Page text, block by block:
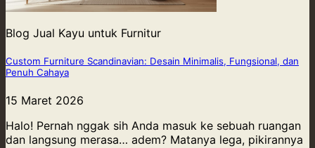
Blog Jual Kayu untuk Furnitur
Custom Furniture Scandinavian: Desain Minimalis, Fungsional, dan
Penuh Cahaya
15 Maret 2026
Halo! Pernah nggak sih Anda masuk ke sebuah ruangan
dan langsung merasa… adem? Matanya lega, pikirannya